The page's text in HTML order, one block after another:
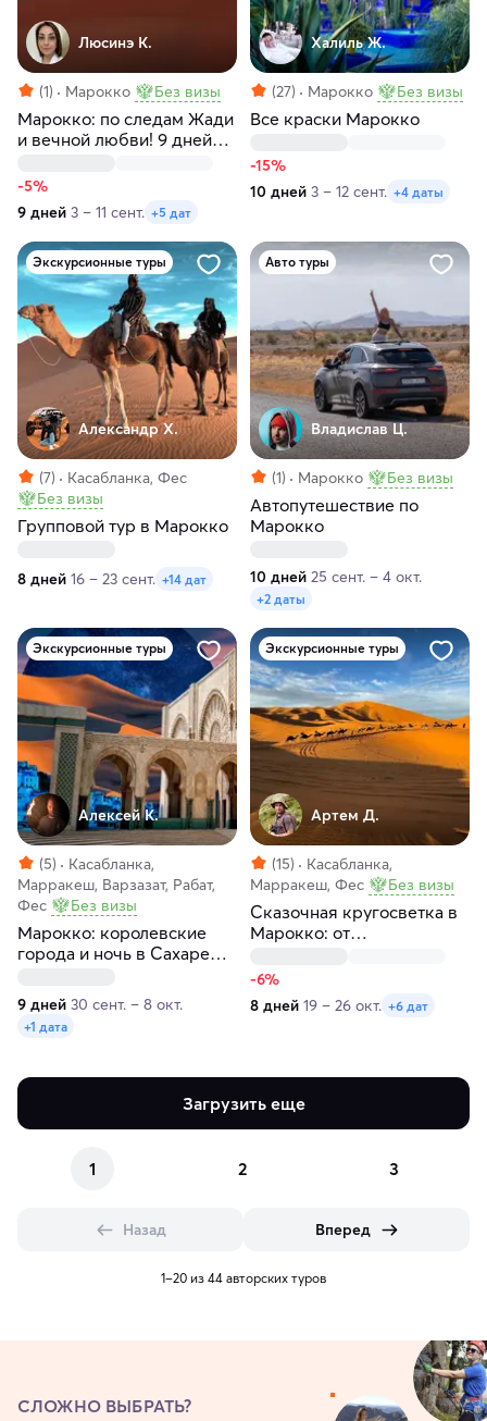
Люсинэ К.
(1) Марокко Без визы
Марокко: по следам Жади
и вечной любви! 9 дней
-5%
9 дней 3 – 11 сент. +5 дат
Халиль Ж.
(27) Марокко Без визы
Все краски Марокко
-15%
10 дней 3 – 12 сент. +4 даты
Экскурсионные туры
Александр Х.
(7)
Касабланка, Фес
Без визы
Групповой тур в Марокко
8 дней 16 – 23 сент. +14 дат
Авто туры
Владислав Ц.
(1) Марокко Без визы
Автопутешествие по
Марокко
10 дней 25 сент. – 4 окт.
+2 даты
Экскурсионные туры
Алексей К.
(5)
Касабланка,
Марракеш, Варзазат, Рабат,
Фес
Без визы
Марокко: королевские
города и ночь в Сахаре
9 дней 30 сент. – 8 окт.
+1 дата
Экскурсионные туры
Артем Д.
(15)
Касабланка,
Марракеш, Фес
Без визы
Сказочная кругосветка в
Марокко: от
пустыни Сахары
-6%
8 дней 19 – 26 окт. +6 дат
Загрузить еще
1 2 3
Назад Вперед
1–20 из 44 авторских туров
СЛОЖНО ВЫБРАТЬ?